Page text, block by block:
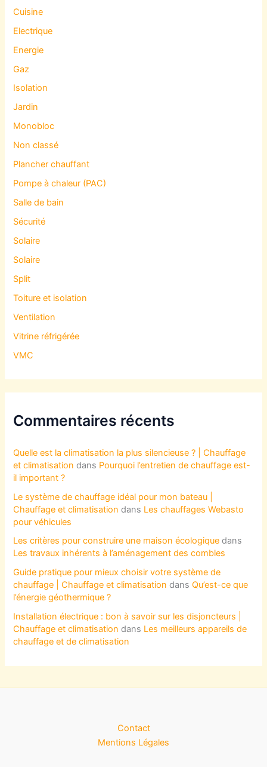
Cuisine
Electrique
Energie
Gaz
Isolation
Jardin
Monobloc
Non classé
Plancher chauffant
Pompe à chaleur (PAC)
Salle de bain
Sécurité
Solaire
Solaire
Split
Toiture et isolation
Ventilation
Vitrine réfrigérée
VMC
Commentaires récents
Quelle est la climatisation la plus silencieuse ? | Chauffage
et climatisation dans Pourquoi l’entretien de chauffage est-
il important ?
Le système de chauffage idéal pour mon bateau |
Chauffage et climatisation dans Les chauffages Webasto
pour véhicules
Les critères pour construire une maison écologique dans
Les travaux inhérents à l’aménagement des combles
Guide pratique pour mieux choisir votre système de
chauffage | Chauffage et climatisation dansQu’est-ce que
l’énergie géothermique ?
Installation électrique : bon à savoir sur les disjoncteurs |
Chauffage et climatisation dans Les meilleurs appareils de
chauffage et de climatisation
Contact
Mentions Légales